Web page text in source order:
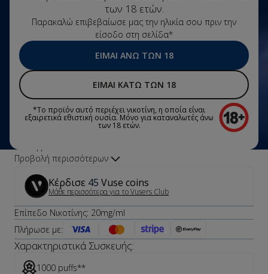
ΔΗΜΙΟΥΡΓΊΑ ΛΟΓΑΡΙΑΣΜΟΎ
Γεύση μπανάνα.
Προβολή περισσότερων
Κέρδισε 45 Vuse coins
Μάθε περισσότερα για το Vusers Club
Επίπεδο Νικοτίνης: 20mg/ml
Πλήρωσε με:
Χαρακτηριστικά Συσκευής:
1000 puffs**
των 18 ετών.
Παρακαλώ επιβεβαίωσε μας την ηλικία σου πριν την
είσοδο στη σελίδα*
ΕΊΜΑΙ ΚΆΤΩ ΤΩΝ 18
ΕΊΜΑΙ ΆΝΩ ΤΩΝ 18
*Το προϊόν αυτό περιέχει νικοτίνη, η οποία είναι
εξαιρετικά εθιστική ουσία. Μόνο για καταναλωτές άνω
των 18 ετών.